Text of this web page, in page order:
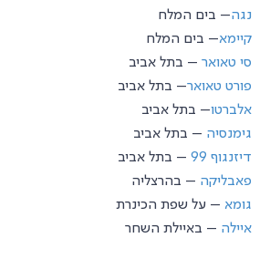
נגה– בים המלח
קיימא– בים המלח
סי טאואר – בתל אביב
פורט טאואר– בתל אביב
אלברטו– בתל אביב
גימנסיה – בתל אביב
דיזנגוף 99
– בתל אביב
פאבליקה – בהרצליה
גומא – על שפת הכינרת
איילה – באיילת השחר